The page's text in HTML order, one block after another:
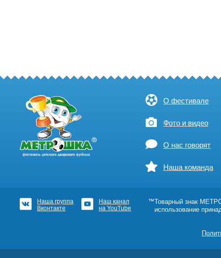
О фестивале
Фото и видео
О нас говорят
Наша команда
Наша группа
Вконтакте
Наш канал
на YouTube
™Товарный знак
использование